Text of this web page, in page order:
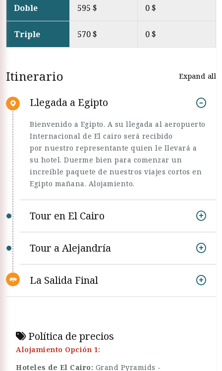
Doble 595 $ 0 $
Triple 570 $ 0 $
Itinerario Expand all
Llegada a Egipto
Bienvenido a Egipto. A su llegada al aeropuerto
Internacional de El cairo será recibido
por nuestro representante quien le llevará a
su hotel. Duerme bien para comenzar un
increíble paquete de nuestros viajes cortos en
Egipto mañana. Alojamiento.
Tour en El Cairo
Tour a Alejandría
La Salida Final
Política de precios
Alojamiento Opción 1:
Hoteles de El Cairo: Grand Pyramids -